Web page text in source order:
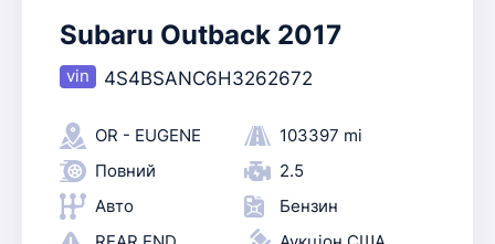
Subaru Outback 2017
4S4BSANC6H3262672
OR - EUGENE
103397 mi
Повний
2.5
Авто
Бензин